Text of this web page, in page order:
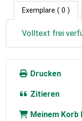
Exemplare ( 0 )
Volltext frei
Drucken
Zitieren
Meinem